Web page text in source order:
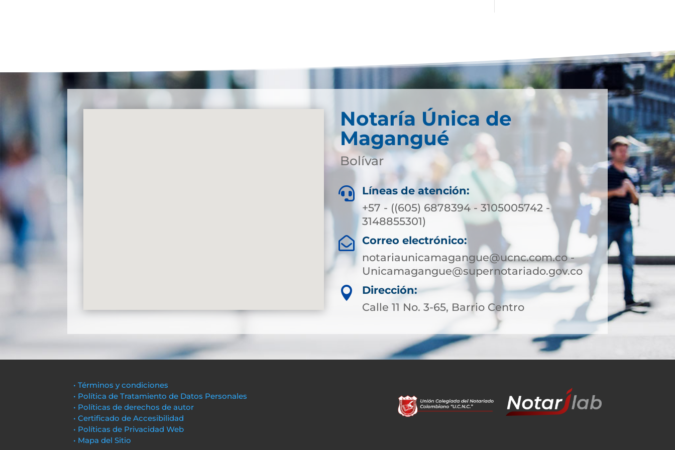
Notaría Única de
Magangué
Bolívar

Líneas de atención:
+57 - ((605) 6878394 - 3105005742 -
3148855301)

Correo electrónico:
notariaunicamagangue@ucnc.com.co -
Unicamagangue@supernotariado.gov.co

Dirección:
Calle 11 No. 3-65, Barrio Centro
• Términos y condiciones
• Política de Tratamiento de Datos Personales
• Políticas de derechos de autor
• Certificado de Accesibilidad
• Políticas de Privacidad Web
• Mapa del Sitio